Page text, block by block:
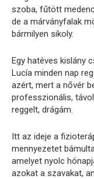
szoba, fűtött
de a márványfalak
bármilyen sikoly.
Egy hatéves kislány
Lucía minden nap
azért, mert a nővér
professzionális,
reggelt, drágám.
Itt az ideje a
mennyezetet
amelyet nyolc
azokat a szavakat,